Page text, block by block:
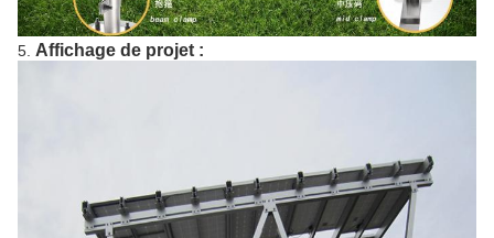
5. Affichage de projet :